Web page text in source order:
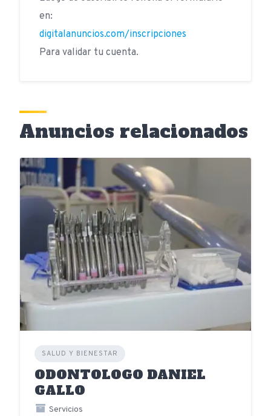
en:
digitalanuncios.com/inscripciones
Para validar tu cuenta.
Anuncios relacionados
SALUD Y BIENESTAR
ODONTOLOGO DANIEL
GALLO
Servicios